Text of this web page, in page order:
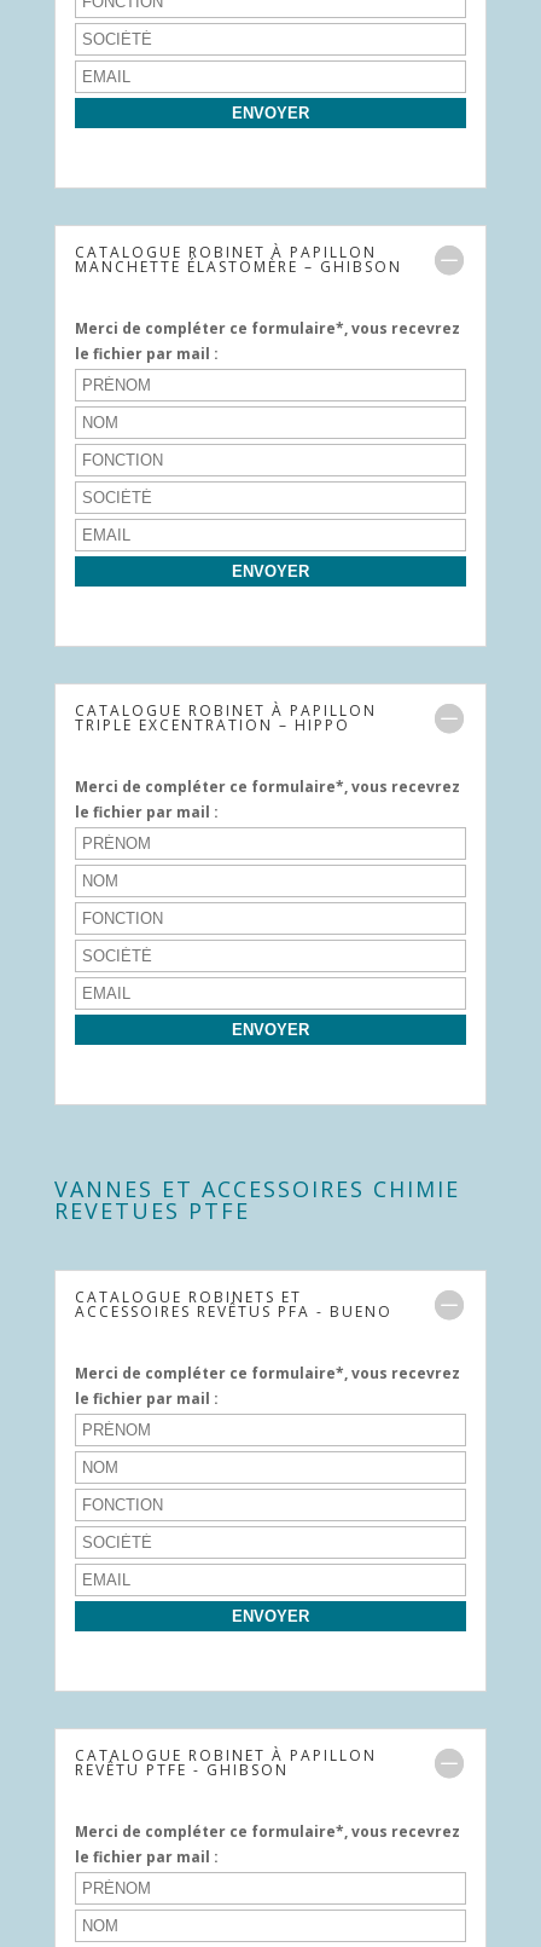
CATALOGUE ROBINET À PAPILLON
MANCHETTE ÉLASTOMÈRE – GHIBSON
Merci de compléter ce formulaire*, vous recevrez
le fichier par mail :
CATALOGUE ROBINET À PAPILLON
TRIPLE EXCENTRATION – HIPPO
Merci de compléter ce formulaire*, vous recevrez
le fichier par mail :
VANNES ET ACCESSOIRES CHIMIE
REVETUES PTFE
CATALOGUE ROBINETS ET
ACCESSOIRES REVÊTUS PFA - BUENO
Merci de compléter ce formulaire*, vous recevrez
le fichier par mail :
CATALOGUE ROBINET À PAPILLON
REVÊTU PTFE - GHIBSON
Merci de compléter ce formulaire*, vous recevrez
le fichier par mail :